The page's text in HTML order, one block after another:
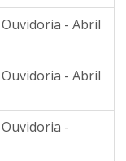
- Abril
- Abril
-